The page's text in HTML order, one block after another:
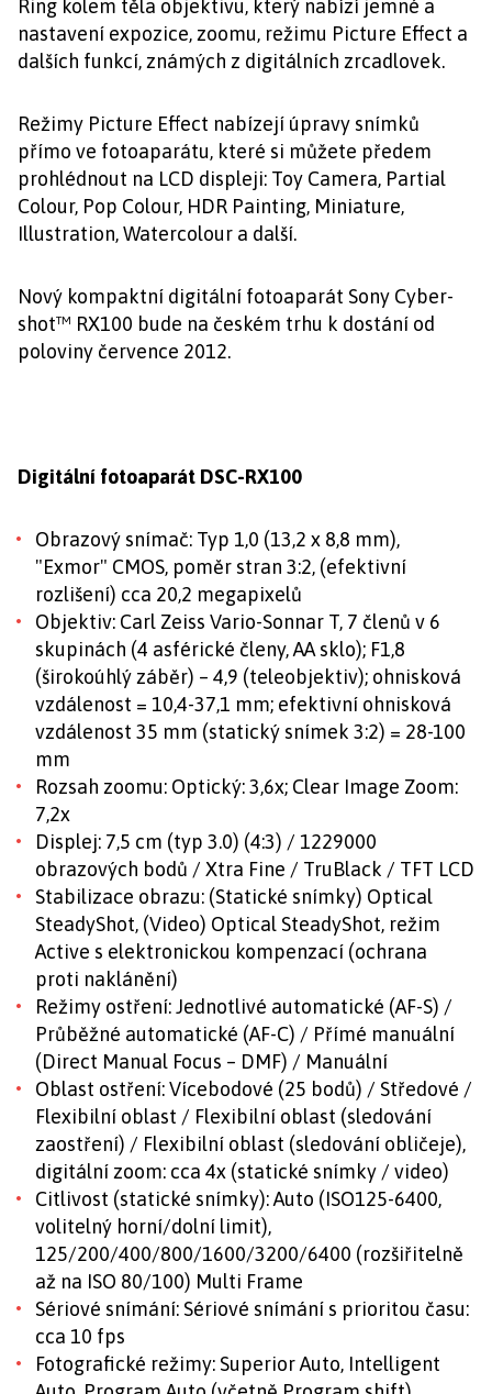
Ring kolem těla objektivu, který nabízí jemné a
nastavení expozice, zoomu, režimu Picture Effect a
dalších funkcí, známých z digitálních zrcadlovek.
Režimy Picture Effect nabízejí úpravy snímků
přímo ve fotoaparátu, které si můžete předem
prohlédnout na LCD displeji: Toy Camera, Partial
Colour, Pop Colour, HDR Painting, Miniature,
Illustration, Watercolour a další.
Nový kompaktní digitální fotoaparát Sony Cyber-
shot™ RX100 bude na českém trhu k dostání od
poloviny července 2012.
Digitální fotoaparát DSC-RX100
Obrazový snímač: Typ 1,0 (13,2 x 8,8 mm),
"Exmor" CMOS, poměr stran 3:2, (efektivní
rozlišení) cca 20,2 megapixelů
Objektiv: Carl Zeiss Vario-Sonnar T, 7 členů v 6
skupinách (4 asférické členy, AA sklo); F1,8
(širokoúhlý záběr) – 4,9 (teleobjektiv); ohnisková
vzdálenost = 10,4-37,1 mm; efektivní ohnisková
vzdálenost 35 mm (statický snímek 3:2) = 28-100
mm
Rozsah zoomu: Optický: 3,6x; Clear Image Zoom:
7,2x
Displej: 7,5 cm (typ 3.0) (4:3) / 1229000
obrazových bodů / Xtra Fine / TruBlack / TFT LCD
Stabilizace obrazu: (Statické snímky) Optical
SteadyShot, (Video) Optical SteadyShot, režim
Active s elektronickou kompenzací (ochrana
proti naklánění)
Režimy ostření: Jednotlivé automatické (AF-S) /
Průběžné automatické (AF-C) / Přímé manuální
(Direct Manual Focus – DMF) / Manuální
Oblast ostření: Vícebodové (25 bodů) / Středové /
Flexibilní oblast / Flexibilní oblast (sledování
zaostření) / Flexibilní oblast (sledování obličeje),
digitální zoom: cca 4x (statické snímky / video)
Citlivost (statické snímky): Auto (ISO125-6400,
volitelný horní/dolní limit),
125/200/400/800/1600/3200/6400 (rozšiřitelně
až na ISO 80/100) Multi Frame
Sériové snímání: Sériové snímání s prioritou času:
cca 10 fps
Fotografické režimy: Superior Auto, Intelligent